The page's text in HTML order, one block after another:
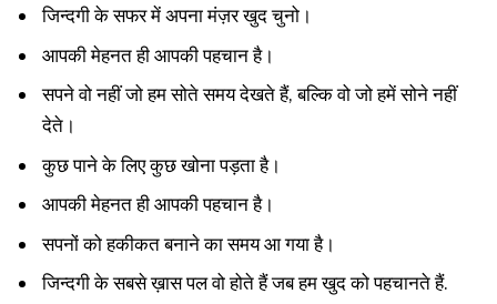
जिन्दगी के सफर में अपना मंज़र खुद चुनो।
आपकी मेहनत ही आपकी पहचान है।
सपने वो नहीं जो हम सोते समय देखते हैं, बल्कि वो जो हमें सोने नहीं
देते।
कुछ पाने के लिए कुछ खोना पड़ता है।
आपकी मेहनत ही आपकी पहचान है।
सपनों को हकीकत बनाने का समय आ गया है।
जिन्दगी के सबसे ख़ास पल वो होते हैं जब हम खुद को पहचानते हैं.